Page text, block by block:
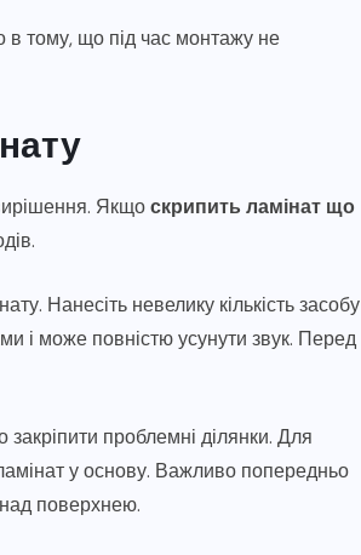
в тому, що під час монтажу не
Якщоскрипить ламінат що
Нанесіть невелику кількість засобу
і може повністю усунути звук. Перед
проблемні ділянки. Для
у основу. Важливо попередньо
поверхнею.